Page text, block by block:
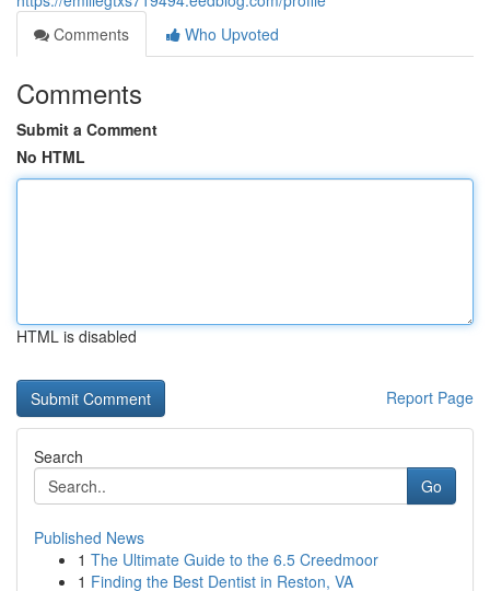
Comments
Who Upvoted
Comments
Submit a Comment
No HTML
HTML is disabled
Report Page
Search
Go
Published News
1 The Ultimate Guide to the 6.5 Creedmoor
1 Finding the Best Dentist in Reston, VA